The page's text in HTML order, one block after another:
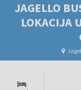
JAGELLO
LOKACIJA